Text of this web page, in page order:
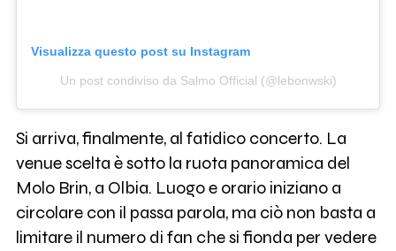
Visualizza questo post su Instagram
Un post condiviso da Salmo Official (@lebonwski)
Si arriva, finalmente, al fatidico concerto. La
venue scelta è sotto la ruota panoramica del
Molo Brin, a Olbia. Luogo e orario iniziano a
circolare con il passa parola, ma ciò non basta a
limitare il numero di fan che si fionda per vedere